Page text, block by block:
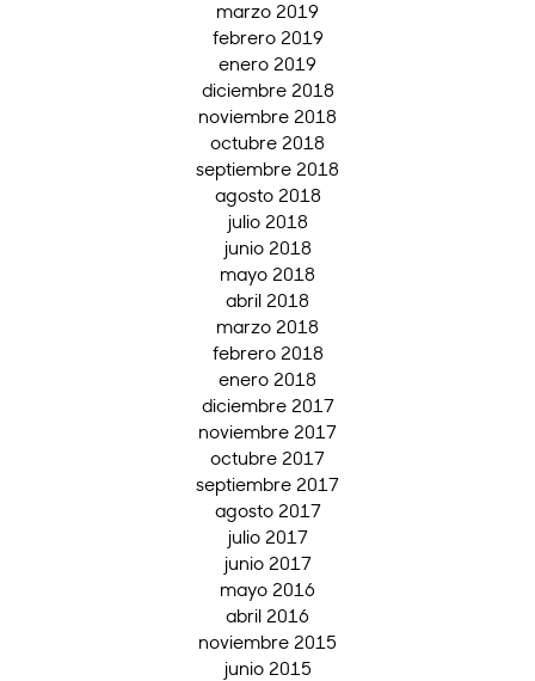
marzo 2019
febrero 2019
enero 2019
diciembre 2018
noviembre 2018
octubre 2018
septiembre 2018
agosto 2018
julio 2018
junio 2018
mayo 2018
abril 2018
marzo 2018
febrero 2018
enero 2018
diciembre 2017
noviembre 2017
octubre 2017
septiembre 2017
agosto 2017
julio 2017
junio 2017
mayo 2016
abril 2016
noviembre 2015
junio 2015